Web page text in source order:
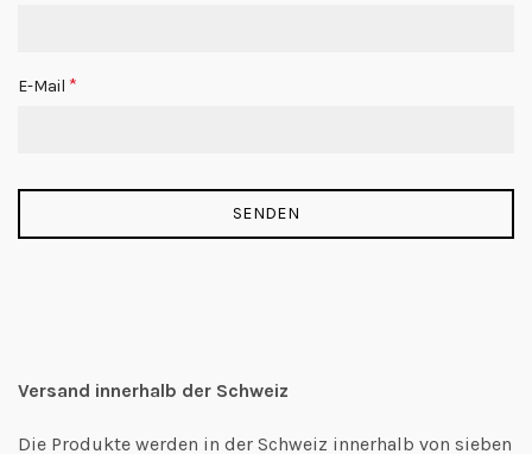
E-Mail *
Versand innerhalb der Schweiz
Die Produkte werden in der Schweiz innerhalb von sieben